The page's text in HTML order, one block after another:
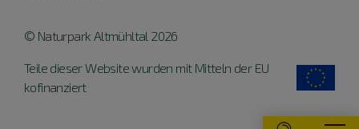
© Naturpark Altmühltal 2026
Teile dieser Website wurden mit Mitteln der EU
kofinanziert